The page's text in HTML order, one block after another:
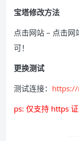
宝塔修改方法
点击网站 – 点击
可！
更换测试
测试连接：
ps: 仅支持 https